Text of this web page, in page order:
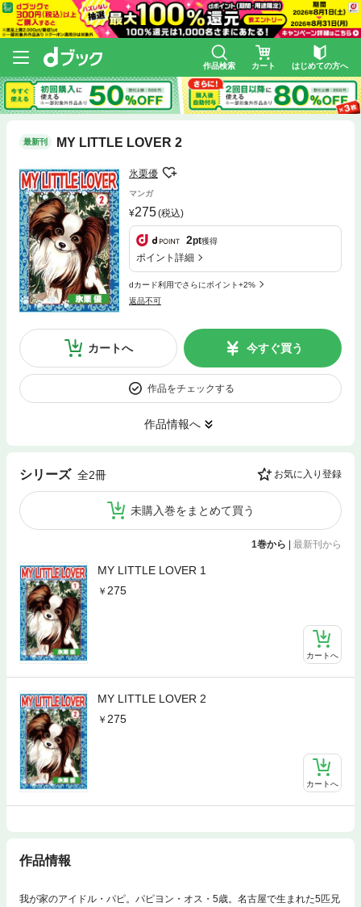
作品検索 カート はじめての方へ
最新刊 MY LITTLE LOVER 2
氷栗優
マンガ
275(税込)
2pt獲得
ポイント詳細
dカード利用でさらにポイント+2%
返品不可
カートへ 今すぐ買う
作品をチェックする
作品情報へ
シリーズ 全2冊 お気に入り登録
未購入巻をまとめて買う
1巻から 最新刊から
MY LITTLE LOVER 1
275
カートへ
MY LITTLE LOVER 2
275
カートへ
作品情報
我が家のアイドル・パピ。パピヨン・オス・5歳。名古屋で生まれた5匹兄